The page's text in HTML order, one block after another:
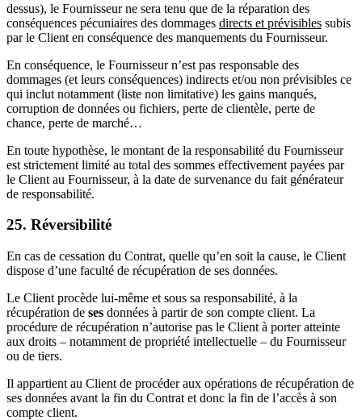
dessus), le Fournisseur ne sera tenu que de la réparation des
conséquences pécuniaires des dommages directs et prévisibles subis
par le Client en conséquence des manquements du Fournisseur.
En conséquence, le Fournisseur n’est pas responsable des
dommages (et leurs conséquences) indirects et/ou non prévisibles ce
qui inclut notamment (liste non limitative) les gains manqués,
corruption de données ou fichiers, perte de clientèle, perte de
chance, perte de marché…
En toute hypothèse, le montant de la responsabilité du Fournisseur
est strictement limité au total des sommes effectivement payées par
le Client au Fournisseur, à la date de survenance du fait générateur
de responsabilité.
25. Réversibilité
En cas de cessation du Contrat, quelle qu’en soit la cause, le Client
dispose d’une faculté de récupération de ses données.
Le Client procède lui-même et sous sa responsabilité, à la
récupération de ses données à partir de son compte client. La
procédure de récupération n’autorise pas le Client à porter atteinte
aux droits – notamment de propriété intellectuelle – du Fournisseur
ou de tiers.
Il appartient au Client de procéder aux opérations de récupération de
ses données avant la fin du Contrat et donc la fin de l’accès à son
compte client.